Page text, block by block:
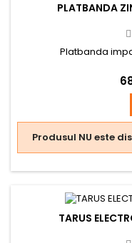
PLATBANDA
Platbanda
Produsul NU este
TARUS